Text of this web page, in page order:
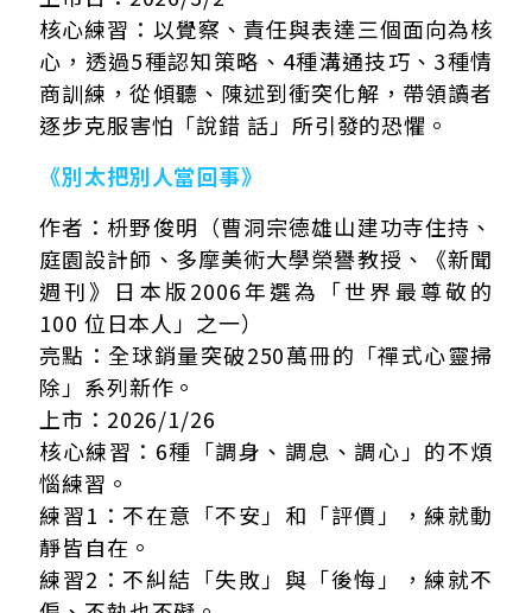
核心練習：以覺察、責任與表達三個面向為核
心，透過5種認知策略、4種溝通技巧、3種情
商訓練，從傾聽、陳述到衝突化解，帶領讀者
逐步克服害怕「說錯 話」所引發的恐懼。
《別太把別人當回事》
作者：枡野俊明（曹洞宗德雄山建功寺住持、
庭園設計師、多摩美術大學榮譽教授、《新聞
週刊》日本版2006年選為「世界最尊敬的
100 位日本人」之一）
亮點：全球銷量突破250萬冊的「禪式心靈掃
除」系列新作。
上市：2026/1/26
核心練習：6種「調身、調息、調心」的不煩
惱練習。
練習1：不在意「不安」和「評價」，練就動
靜皆自在。
練習2：不糾結「失敗」與「後悔」，練就不